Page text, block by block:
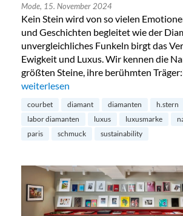
Mode, 15. November 2024
Kein Stein wird von so vielen
und Geschichten begleitet wie der
unvergleichliches Funkeln birgt das
Ewigkeit und Luxus. Wir kennen die
größten Steine, ihre berühmten
„Diamanten aus dem Labor – die
weiterlesen
courbet diamant diamanten h.stern
labor diamanten
luxus luxusmarke
paris
schmuck sustainability